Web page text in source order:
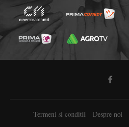
Termeni si conditii Despre noi